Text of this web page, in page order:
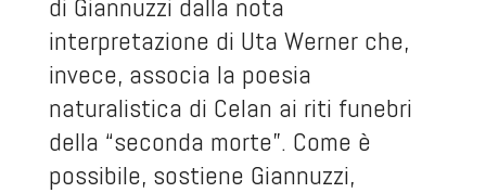
di Giannuzzi dalla nota
interpretazione di Uta Werner che,
invece, associa la poesia
naturalistica di Celan ai riti funebri
della “seconda morte”. Come è
possibile, sostiene Giannuzzi,